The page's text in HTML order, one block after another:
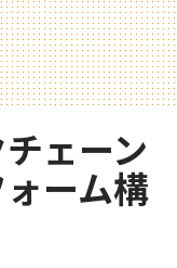
ェーン
ーム構